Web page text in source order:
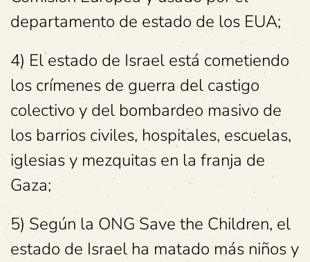
departamento de estado de los EUA;
4) El estado de Israel está cometiendo
los crímenes de guerra del castigo
colectivo y del bombardeo masivo de
los barrios civiles, hospitales, escuelas,
iglesias y mezquitas en la franja de
Gaza;
5) Según la ONG Save the Children, el
estado de Israel ha matado más niños y